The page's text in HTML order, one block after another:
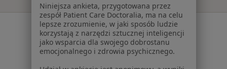
Serwis
Regulamin
Polityka prywatności pacjentów
Niniejsza ankieta, przygotowana przez
zespół Patient Care Doctoralia, ma na celu
lepsze zrozumienie, w jaki sposób ludzie
korzystają z narzędzi sztucznej inteligencji
jako wsparcia dla swojego dobrostanu
emocjonalnego i zdrowia psychicznego.